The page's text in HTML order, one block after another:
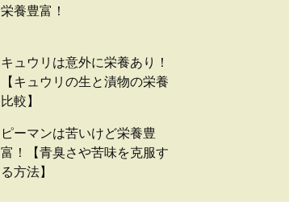
栄養豊富！
キュウリは意外に栄養あり！
【キュウリの生と漬物の栄養
比較】
ピーマンは苦いけど栄養豊
富！【青臭さや苦味を克服す
る方法】